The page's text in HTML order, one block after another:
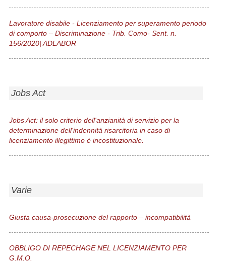
Lavoratore disabile - Licenziamento per superamento periodo
di comporto – Discriminazione - Trib. Como- Sent. n.
156/2020| ADLABOR
Jobs Act
Jobs Act: il solo criterio dell'anzianità di servizio per la
determinazione dell'indennità risarcitoria in caso di
licenziamento illegittimo è incostituzionale.
Varie
Giusta causa-prosecuzione del rapporto – incompatibilità
OBBLIGO DI REPECHAGE NEL LICENZIAMENTO PER
G.M.O.